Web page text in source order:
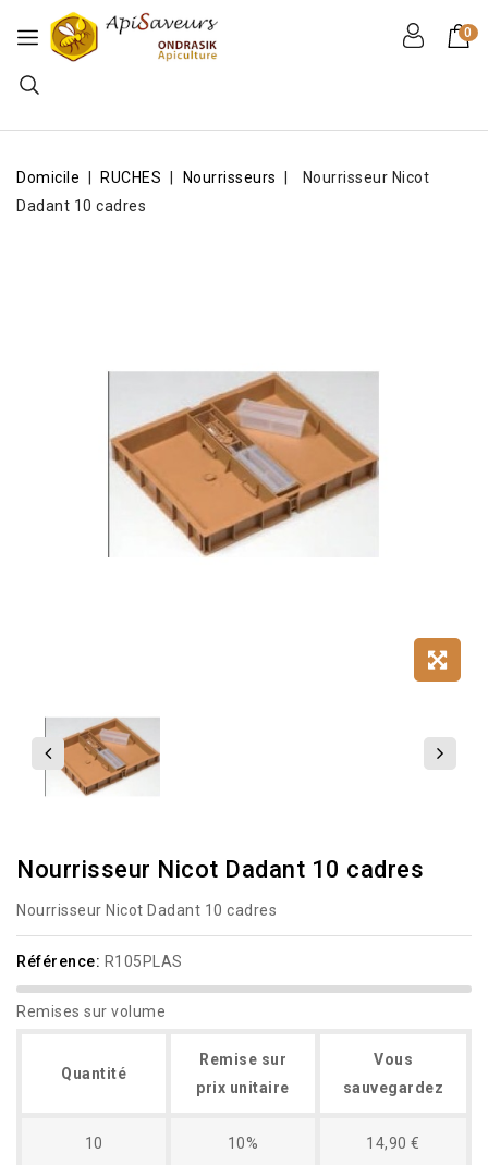
0
Domicile RUCHES Nourrisseurs
Nourrisseur Nicot
Dadant 10 cadres
Nourrisseur Nicot Dadant 10 cadres
Nourrisseur Nicot Dadant 10 cadres
Référence: R105PLAS
Remises sur volume
Quantité
Remise sur
prix unitaire
Vous
sauvegardez
10 10% 14,90 €